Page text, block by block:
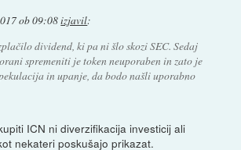
ob 09:08izjavil:
dividend, ki pa ni šlo skozi SEC. Sedaj
spremeniti je token neuporaben in zato je
in upanje, da bodo našli uporabno
ICN ni diverzifikacija investicij ali
nekateri poskušajo prikazat.